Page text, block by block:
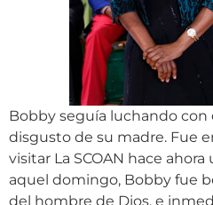
Bobby seguía luchando con
disgusto de su madre. Fue
visitar La SCOAN hace
aquel domingo, Bobby fue
del hombre de Dios, e